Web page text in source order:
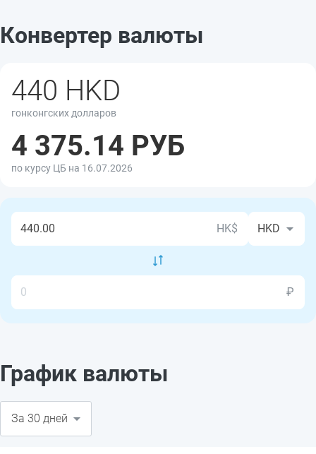
Конвертер валюты
440 HKD
гонконгских долларов
4 375.14 РУБ
по курсу ЦБ на 16.07.2026
HK$
₽
График валюты